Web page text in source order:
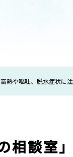
熱や嘔吐、脱水症状に
相談室」